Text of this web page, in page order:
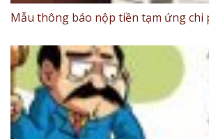
Mẫu thông báo nộp tiền tạm ứng chi